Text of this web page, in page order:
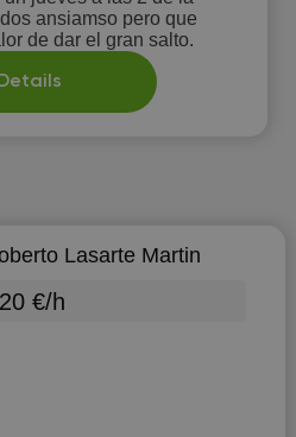
ansiamso pero que
de dar el gran salto.
Details
Lasarte Martin
20 €/h